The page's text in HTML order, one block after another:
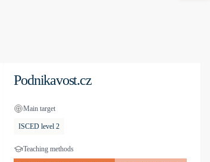
Podnikavost.cz
Main target
ISCED level 2
Teaching methods